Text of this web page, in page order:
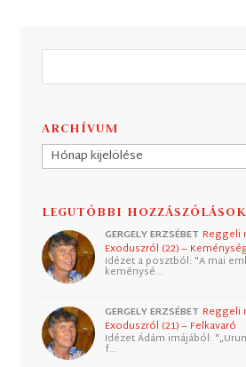
ARCHÍVUM
Archívum
LEGUTÓBBI HOZZÁSZÓLÁSOK
GERGELY ERZSÉBET Reggeli
Exoduszról (22) –
Idézet a posztból: "A mai
keménysé…
GERGELY ERZSÉBET Reggeli
Exoduszról (21) – Felkavaró
Idézet Ádám imájából:
f…